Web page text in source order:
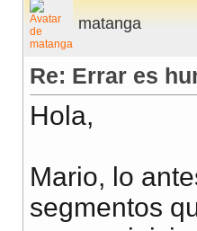
matanga
Re: Errar es
Hola,
Mario, lo
segmentos